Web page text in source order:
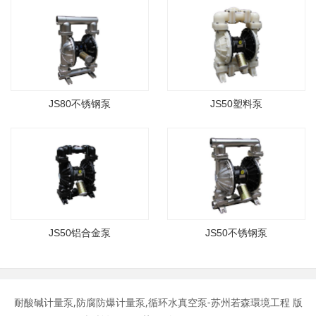
JS80不锈钢泵 JS50塑料泵
JS50铝合金泵 JS50不锈钢泵
耐酸碱计量泵,防腐防爆计量泵,循环水真空泵-苏州若森環境工程 版